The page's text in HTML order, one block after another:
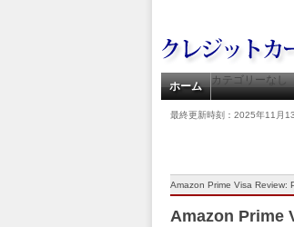
ホーム カテゴリーなし
最終更新時刻：2025年11月
Amazon Prime Visa Review:
Amazon Prime